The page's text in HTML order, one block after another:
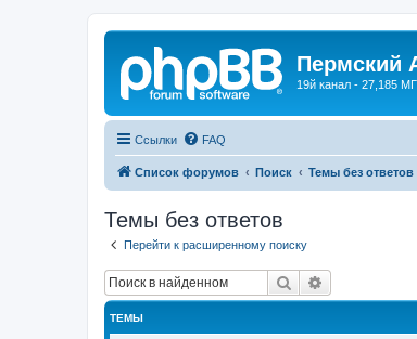
Пермский
19й канал - 27,185
Ссылки FAQ
Список форумов Поиск Темы без ответов
Темы без ответов
Перейти к расширенному поиску
Поиск
ТЕМЫ